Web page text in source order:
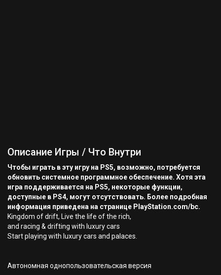
Описание Игры / Что Внутри
Чтобы играть в эту игру на PS5, возможно, потребуется
обновить системное программное обеспечение. Хотя эта
игра поддерживается на PS5, некоторые функции,
доступные в PS4, могут отсутствовать. Более подробная
информация приведена на странице PlayStation.com/bc.
Kingdom of drift, Live the life of the rich,
and racing & drifting with luxury cars
Start playing with luxury cars and palaces.
Автономная однопользовательская версия